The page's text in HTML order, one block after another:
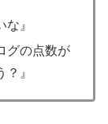
』
グの点数が
』